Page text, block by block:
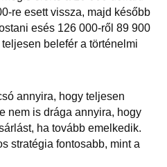
re esett vissza, majd később
esés 126 000-ről 89 900
belefér a történelmi
annyira, hogy teljesen
nem is drága annyira, hogy
ha tovább emelkedik.
stratégia fontosabb, mint a